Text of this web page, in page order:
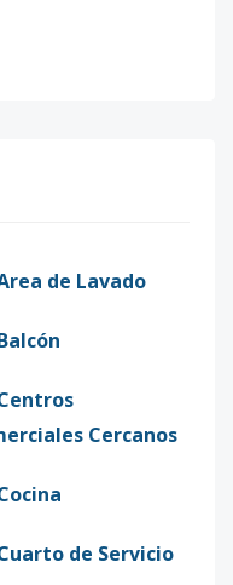
de Lavado
Cercanos
de Servicio